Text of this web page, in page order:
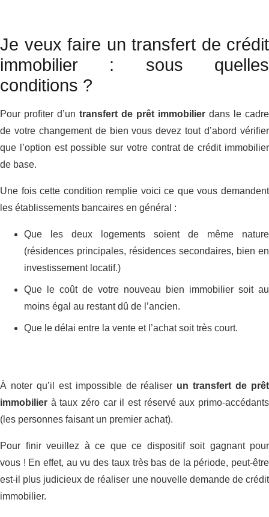
Je veux faire un transfert de crédit
immobilier : sous quelles
conditions ?
Pour profiter d’un transfert de prêt immobilier dans le cadre
de votre changement de bien vous devez tout d’abord vérifier
que l’option est possible sur votre contrat de crédit immobilier
de base.
Une fois cette condition remplie voici ce que vous demandent
les établissements bancaires en général :
Que les deux logements soient de même nature
(résidences principales, résidences secondaires, bien en
investissement locatif.)
Que le coût de votre nouveau bien immobilier soit au
moins égal au restant dû de l’ancien.
Que le délai entre la vente et l’achat soit très court.
À noter qu’il est impossible de réaliser un transfert de prêt
immobilier à taux zéro car il est réservé aux primo-accédants
(les personnes faisant un premier achat).
Pour finir veuillez à ce que ce dispositif soit gagnant pour
vous ! En effet, au vu des taux très bas de la période, peut-être
est-il plus judicieux de réaliser une nouvelle demande de crédit
immobilier.